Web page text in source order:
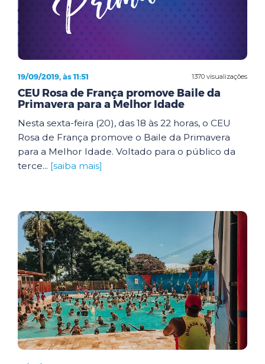
1370 visualizações
19/09/2019, às 11:51
CEU Rosa de França promove Baile da
Primavera para a Melhor Idade
Nesta sexta-feira (20), das 18 às 22 horas, o CEU
Rosa de França promove o Baile da Primavera
para a Melhor Idade. Voltado para o público da
terce... [saiba mais]